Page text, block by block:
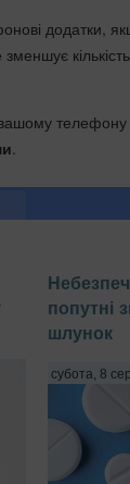
додатки,
телефону
попутні
шлунок
субота, 8